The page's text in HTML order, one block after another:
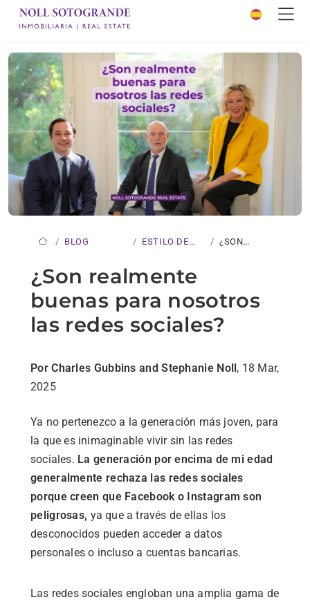
BLOG
ESTILO DE
¿SON
PARA…
¿Son realmente
buenas para nosotros
las redes sociales?
Por Charles Gubbins and Stephanie Noll, 18 Mar,
2025
Ya no pertenezco a la generación más joven, para
la que es inimaginable vivir sin las redes
sociales. La generación por encima de mi edad
generalmente rechaza las redes sociales
porque creen que Facebook o Instagram son
peligrosas, ya que a través de ellas los
desconocidos pueden acceder a datos
personales o incluso a cuentas bancarias.
Las redes sociales engloban una amplia gama de